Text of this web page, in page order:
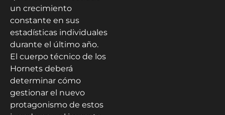
un crecimiento
constante en sus
estadísticas individuales
durante el último año.
El cuerpo técnico de los
Hornets deberá
determinar cómo
gestionar el nuevo
protagonismo de estos